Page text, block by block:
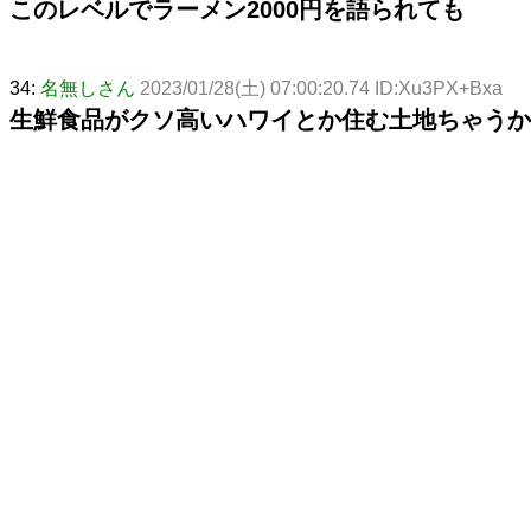
このレベルでラーメン2000円を語られても
34: 名無しさん 2023/01/28(土) 07:00:20.74 ID:Xu3PX+Bxa
生鮮食品がクソ高いハワイとか住む土地ちゃう